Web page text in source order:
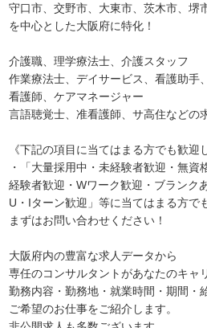
守口市、交野市、大東市、茨木市、堺
を中心とした大阪府に特化！
介護職、理学療法士、介護スタッフ
作業療法士、デイサービス、看護助手、
看護師、ケアマネージャー
言語聴覚士、准看護師、サ高住などの
《下記の項目に当てはまる方でも歓迎
・「大量採用中・未経験者歓迎・無資
経験者歓迎・Wワーク歓迎・ブランク
U・Iターン歓迎」等に当てはまる方で
まずはお問い合わせください！
大阪府内の豊富な求人データから
専任のコンサルタントがあなたのキャ
勤務内容・勤務地・就業時間・期間・
ご希望のお仕事をご紹介します。